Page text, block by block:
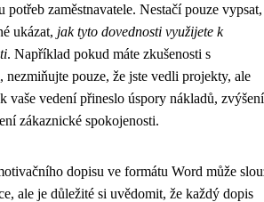
potřeb zaměstnavatele. Nestačí pouze vypsat,
ukázat, jak tyto dovednosti využijete k
. Například pokud máte zkušenosti s
pouze, že jste vedli projekty, ale
vaše vedení přineslo úspory nákladů, zvýšení
zákaznické spokojenosti.
dopisu ve formátu Word může
ale je důležité si uvědomit, že každý dopis